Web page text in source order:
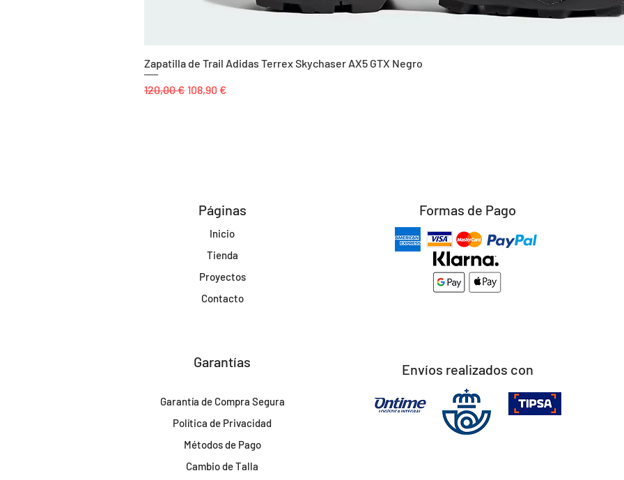
Zapatilla de Trail Adidas Terrex Skychaser AX5 GTX Negro
Precio
120,00 € Precio de oferta
108,90 €
Páginas
Inicio
Tienda
Proyectos
Contacto
Garantías
Garantía de Compra Segura
Política de Privacidad
Métodos de Pago
Cambio de Talla
Formas de Pago
Envíos realizados con